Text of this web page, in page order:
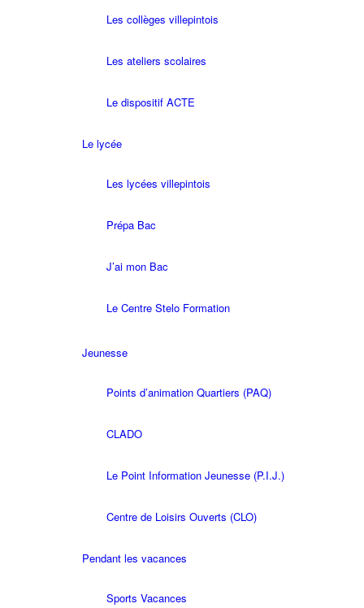
Les collèges villepintois
Les ateliers scolaires
Le dispositif ACTE
Le lycée
Les lycées villepintois
Prépa Bac
J’ai mon Bac
Le Centre Stelo Formation
Jeunesse
Points d’animation Quartiers (PAQ)
CLADO
Le Point Information Jeunesse (P.I.J.)
Centre de Loisirs Ouverts (CLO)
Pendant les vacances
Sports Vacances